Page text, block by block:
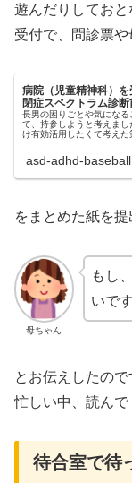
遊んだりしておと
受付で、問診票
病院（児童精神科）
閉症スペクトラム診断
長男の困りごとや気にな
て、持参しようと考えま
け有効活用したくて考えた
asd-adhd-
をまとめた紙を
母ちゃん
もし
いです
とお伝えしたの
忙しい中、読んで
待合室で待